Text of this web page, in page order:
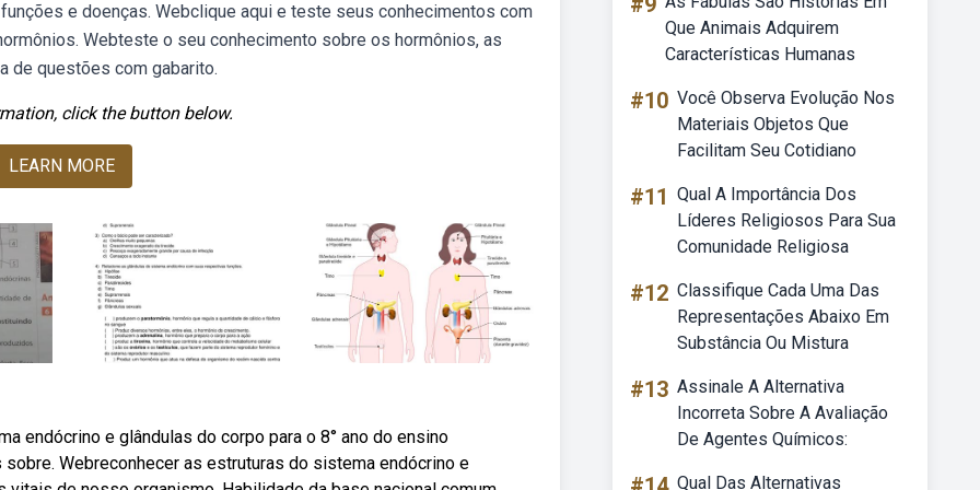
e doenças. Webclique aqui e teste seus conhecimentos com
Webteste o seu conhecimento sobre os hormônios, as
de questões com gabarito.
click the button below.
LEARN MORE
endócrino e glândulas do corpo para o 8° ano do ensino
Webreconhecer as estruturas do sistema endócrino e
Que Animais Adquirem
Características Humanas
#10 Você Observa Evolução Nos
Materiais Objetos Que
Facilitam Seu Cotidiano
#11 Qual A Importância Dos
Líderes Religiosos Para Sua
Comunidade Religiosa
#12 Classifique Cada Uma Das
Representações Abaixo Em
Substância Ou Mistura
#13 Assinale A Alternativa
Incorreta Sobre A Avaliação
De Agentes Químicos:
Qual Das Alternativas